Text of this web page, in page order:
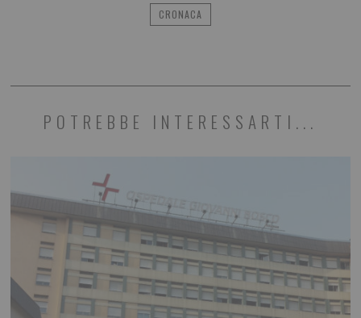
CRONACA
POTREBBE INTERESSARTI...